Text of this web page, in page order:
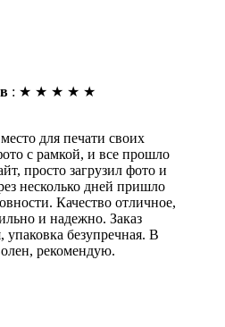
: ★ ★ ★ ★ ★
для печати своих
с рамкой, и все прошло
просто загрузил фото и
несколько дней пришло
Качество отличное,
и надежно. Заказ
упаковка безупречная. В
рекомендую.